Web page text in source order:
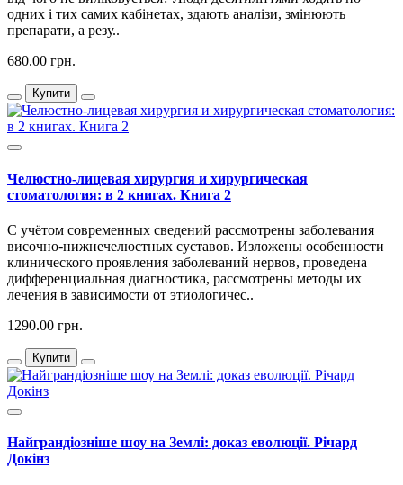
одних і тих самих кабінетах, здають аналізи, змінюють
препарати, а резу..
680.00 грн.
Купити
Челюстно-лицевая хирургия и хирургическая
стоматология: в 2 книгах. Книга 2
С учётом современных сведений рассмотрены заболевания
височно-нижнечелюстных суставов. Изложены особенности
клинического проявления заболеваний нервов, проведена
дифференциальная диагностика, рассмотрены методы их
лечения в зависимости от этиологичес..
1290.00 грн.
Купити
Найграндіозніше шоу на Землі: доказ еволюції. Річард
Докінз